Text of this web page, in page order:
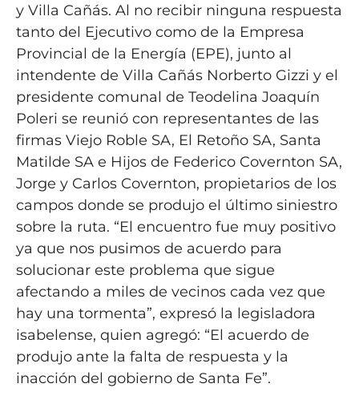
y Villa Cañás. Al no recibir ninguna respuesta
tanto del Ejecutivo como de la Empresa
Provincial de la Energía (EPE), junto al
intendente de Villa Cañás Norberto Gizzi y el
presidente comunal de Teodelina Joaquín
Poleri se reunió con representantes de las
firmas Viejo Roble SA, El Retoño SA, Santa
Matilde SA e Hijos de Federico Covernton SA,
Jorge y Carlos Covernton, propietarios de los
campos donde se produjo el último siniestro
sobre la ruta. “El encuentro fue muy positivo
ya que nos pusimos de acuerdo para
solucionar este problema que sigue
afectando a miles de vecinos cada vez que
hay una tormenta”, expresó la legisladora
isabelense, quien agregó: “El acuerdo de
produjo ante la falta de respuesta y la
inacción del gobierno de Santa Fe”.